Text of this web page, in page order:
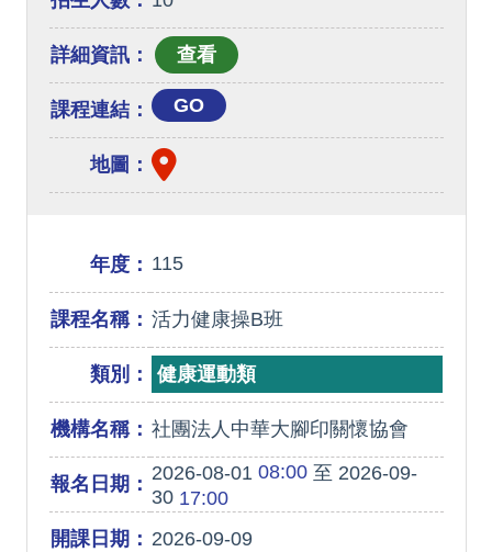
詳細資訊：
課程連結： GO
地圖：
年度： 115
課程名稱： 活力健康操B班
類別： 健康運動類
機構名稱： 社團法人中華大腳印關懷協會
報名日期： 2026-08-01 08:00至 2026-09-
3017:00
開課日期： 2026-09-09